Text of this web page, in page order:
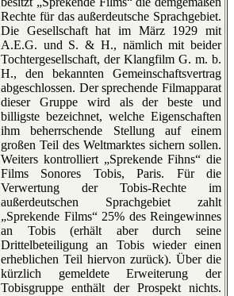
Rechte für das außerdeutsche Sprachgebiet.
Die Gesellschaft hat im März 1929 mit
A.E.G. und S. & H., nämlich mit beider
Tochtergesellschaft, der Klangfilm G. m. b.
H., den bekannten Gemeinschaftsvertrag
abgeschlossen. Der sprechende Filmapparat
dieser Gruppe wird als der beste und
billigste bezeichnet, welche Eigenschaften
ihm beherrschende Stellung auf einem
großen Teil des Weltmarktes sichern sollen.
Weiters kontrolliert „Sprekende Fihns“ die
Films Sonores Tobis, Paris. Für die
Verwertung der Tobis-Rechte im
außerdeutschen Sprachgebiet zahlt
„Sprekende Films“ 25% des Reingewinnes
an Tobis (erhält aber durch seine
Drittelbeteiligung an Tobis wieder einen
erheblichen Teil hiervon zurück). Über die
kürzlich gemeldete Erweiterung der
Tobisgruppe enthält der Prospekt nichts.